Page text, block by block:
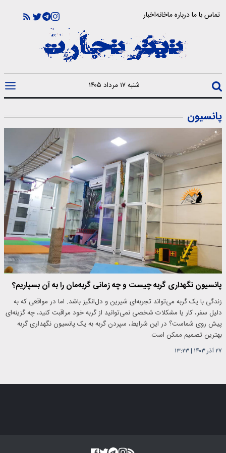
تماس با مادرباره ماخانهاخبار
شنبه ۱۷ مرداد ۱۴۰۵
پانسیون
پانسیون نگهداری گربه چیست و چه زمانی گربه‌مان را به آن بسپاریم؟
زندگی با یک گربه می‌تواند تجربه‌ای شیرین و دل‌انگیز باشد. اما در مواقعی که به
دلیل سفر، کار یا مشکلات شخصی نمی‌توانید از گربه خود مراقبت کنید، چه گزینه‌ای
پیش روی شماست؟ در این شرایط، سپردن گربه به یک پانسیون نگهداری گربه
بهترین تصمیم ممکن است.
۲۷ آذر ۱۴۰۳ |۱۳:۲۳